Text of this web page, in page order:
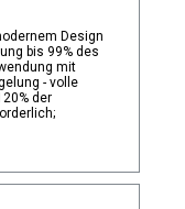
Design
bis 99% des
mit
- volle
der